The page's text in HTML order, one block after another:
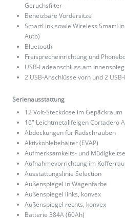
Geruchsfilter
Beheizbare Vordersitze
SmartLink sowie Wireless
Auto)
Bluetooth
Freisprecheinrichtung und
USB-Ladeanschluss am
2 USB-Anschlüsse vorn und 2
Serienausstattung
12 Volt-Steckdose im Gepäckraum
16″ Leichtmetallfelgen Cortadero
Abdeckungen für Radschrauben
Aktivkohlebehälter (EVAP)
Aufmerksamkeits- und
Aufnahmevorrichtung im
Ausstattungslinie Selection
Außenspiegel in Wagenfarbe
Außenspiegel links, konvex
Außenspiegel rechts, konvex
Batterie 384A (60Ah)